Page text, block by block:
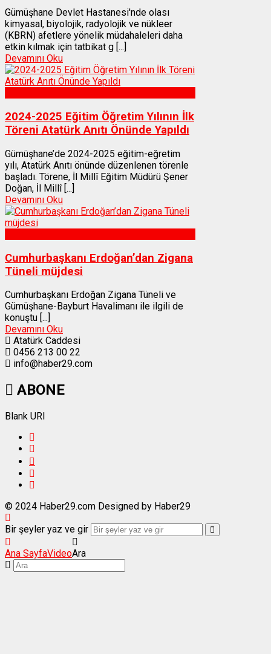
Gümüşhane Devlet Hastanesi'nde olası
kimyasal, biyolojik, radyolojik ve nükleer
(KBRN) afetlere yönelik müdahaleleri daha
etkin kılmak için tatbikat g [...]
Devamını Oku
2024-2025 Eğitim Öğretim Yılının İlk
Töreni Atatürk Anıtı Önünde Yapıldı
Gümüşhane’de 2024-2025 eğitim-eğretim
yılı, Atatürk Anıtı önünde düzenlenen törenle
başladı. Törene, İl Millî Eğitim Müdürü Şener
Doğan, İl Millî [...]
Devamını Oku
Cumhurbaşkanı Erdoğan’dan Zigana
Tüneli müjdesi
Cumhurbaşkanı Erdoğan Zigana Tüneli ve
Gümüşhane-Bayburt Havalimanı ile ilgili de
konuştu [...]
Devamını Oku
Atatürk Caddesi
0456 213 00 22
info@haber29.com
ABONE
Blank URI
© 2024 Haber29.com Designed by Haber29
Bir şeyler yaz ve gir
Ana SayfaVideoAra